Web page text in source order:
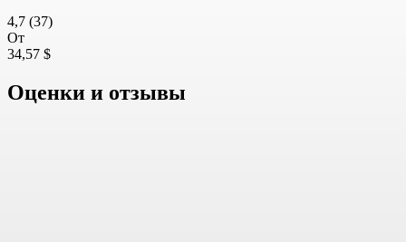
4,7 (37)
От
34,57 $
Оценки и отзывы